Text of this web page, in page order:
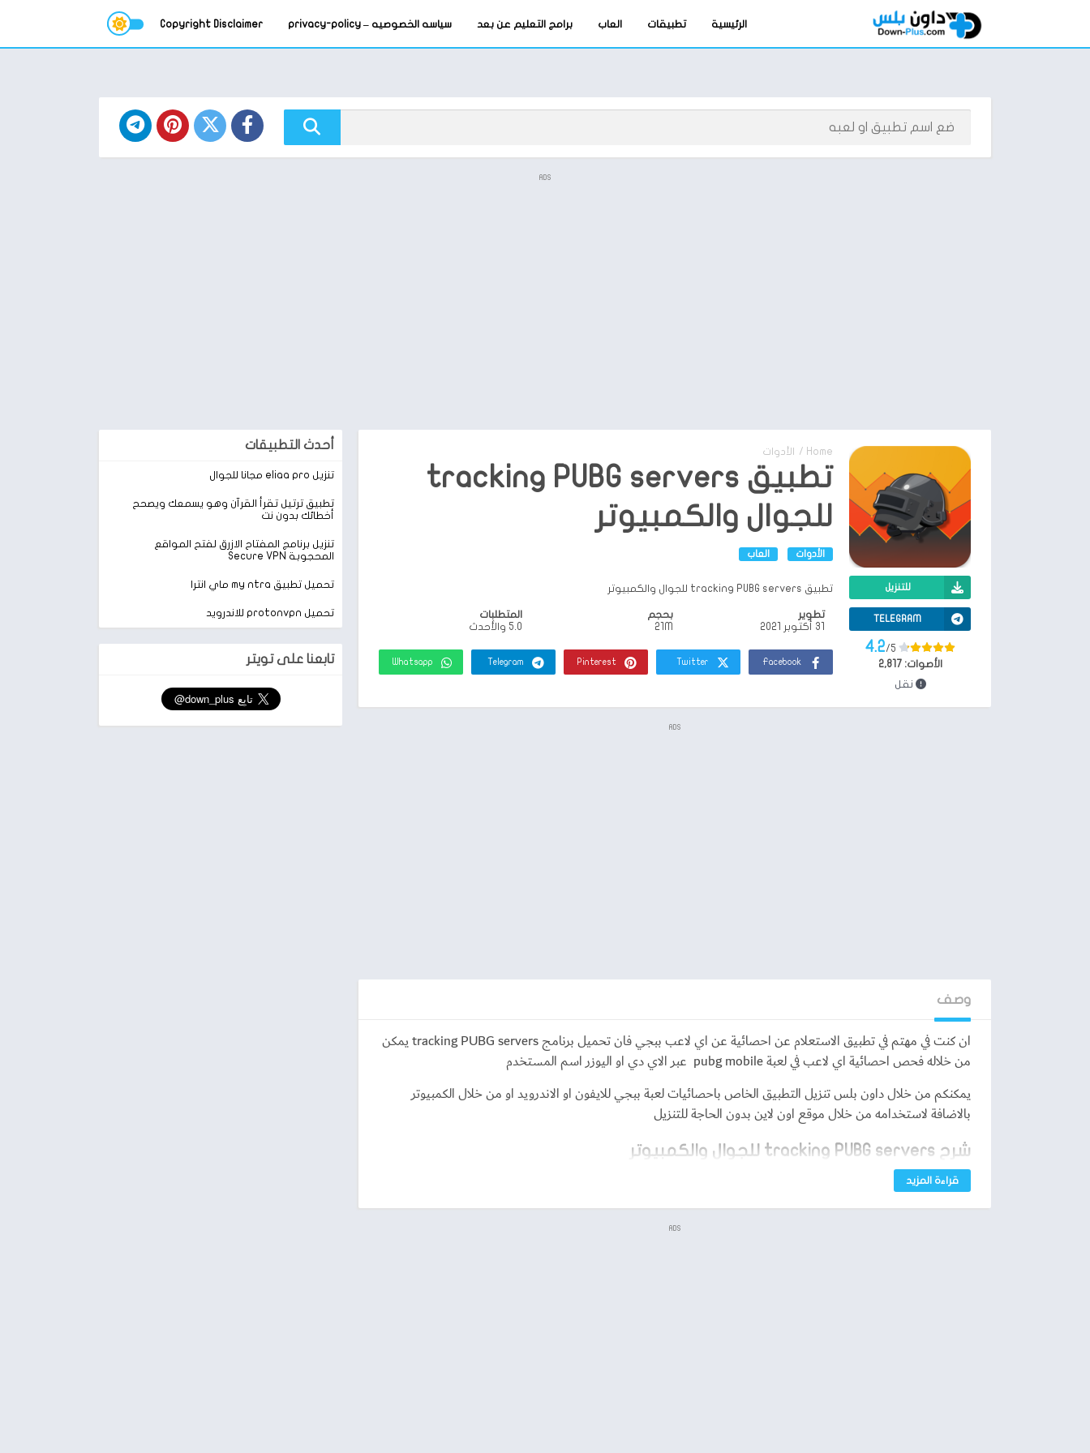
الرئيسية تطبيقات العاب برامج التعليم عن بعد سياسه الخصوصيه – privacy-policy Copyright Disclaimer
ADS
Home
/ الأدوات
تطبيق tracking PUBG servers
للجوال والكمبيوتر
الأدوات العاب
تطبيق tracking PUBG servers للجوال والكمبيوتر للتنزيل
TELEGRAM
4.2/5
الأصوات:2,817
نقل
تطوير
31 أكتوبر 2021
بحجم
21M
المتطلبات
5.0 والأحدث
Facebook
Twitter
Pinterest
Telegram
Whatsapp
ADS
وصف
ان كنت في مهتم في تطبيق الاستعلام عن احصائية عن اي لاعب ببجي فان تحميل برنامج tracking PUBG servers يمكن
من خلاله فحص احصائية اي لاعب في لعبة pubg mobile عبر الاي دي او اليوزر اسم المستخدم
يمكنكم من خلال داون بلس تنزيل التطبيق الخاص باحصائيات لعبة ببجي للايفون او الاندرويد او من خلال الكمبيوتر
بالاضافة لاستخدامه من خلال موقع اون لاين بدون الحاجة للتنزيل
شرح tracking PUBG servers للجوال والكمبيوتر
من خلالPUBG STATSقراءة المزيد
ADS
أحدث التطبيقات
تنزيل eliaa pro مجانا للجوال
تطبيق ترتيل تقرأ القرآن وهو يسمعك ويصحح
أخطائك بدون نت
تنزيل برنامج المفتاح الازرق لفتح المواقع
المحجوبة Secure VPN
تحميل تطبيق my ntra ماي انترا
تحميل protonvpn للاندرويد
تابعنا على تويتر